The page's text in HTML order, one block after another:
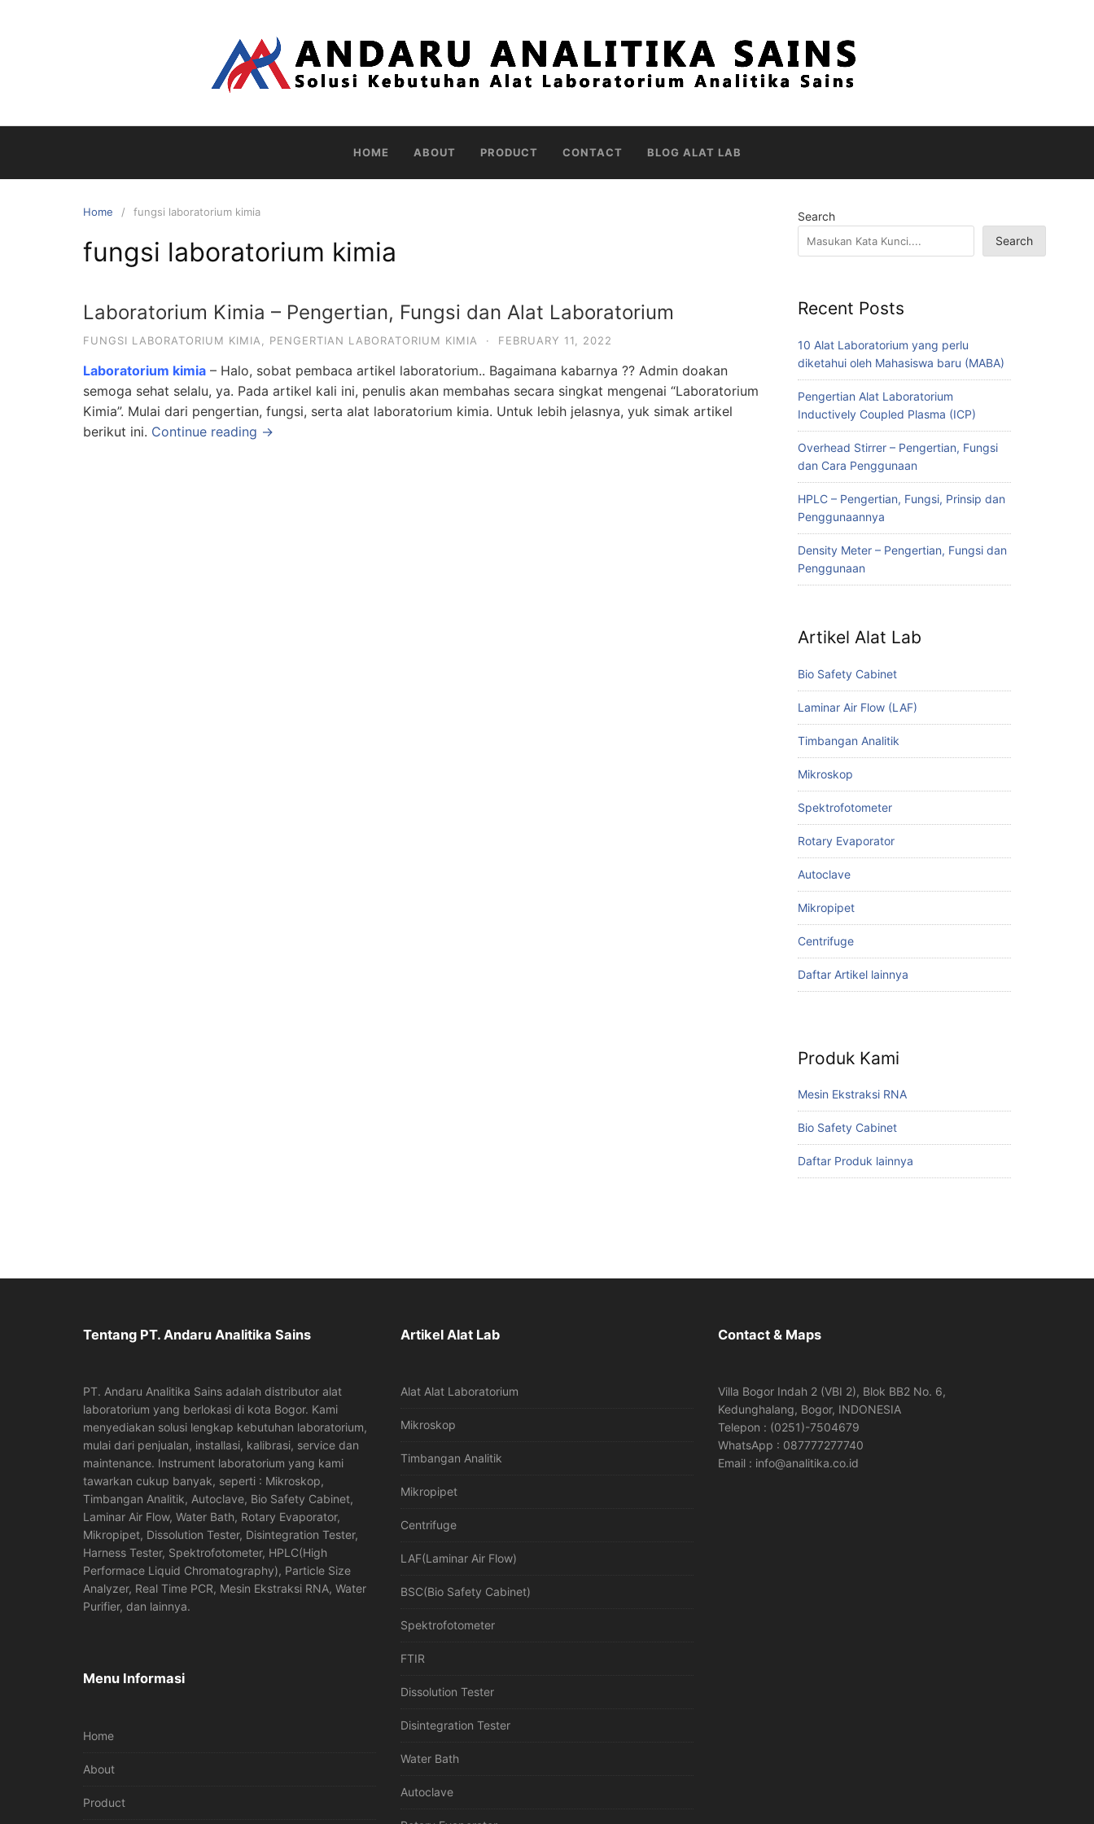
HOME ABOUT PRODUCT CONTACT BLOG ALAT LAB
Home fungsi laboratorium kimia
fungsi laboratorium kimia
Laboratorium Kimia – Pengertian, Fungsi dan Alat Laboratorium
FUNGSI LABORATORIUM KIMIA PENGERTIAN LABORATORIUM KIMIA · FEBRUARY 11, 2022
Laboratorium kimia – Halo, sobat pembaca artikel laboratorium.. Bagaimana kabarnya ?? Admin doakan
semoga sehat selalu, ya. Pada artikel kali ini, penulis akan membahas secara singkat mengenai “Laboratorium
Kimia”. Mulai dari pengertian, fungsi, serta alat laboratorium kimia. Untuk lebih jelasnya, yuk simak artikel
berikut ini. Continue reading →
Search
Search
Recent Posts
10 Alat Laboratorium yang perlu
diketahui oleh Mahasiswa baru (MABA)
Pengertian Alat Laboratorium
Inductively Coupled Plasma (ICP)
Overhead Stirrer – Pengertian, Fungsi
dan Cara Penggunaan
HPLC – Pengertian, Fungsi, Prinsip dan
Penggunaannya
Density Meter – Pengertian, Fungsi dan
Penggunaan
Artikel Alat Lab
Bio Safety Cabinet
Laminar Air Flow (LAF)
Timbangan Analitik
Mikroskop
Spektrofotometer
Rotary Evaporator
Autoclave
Mikropipet
Centrifuge
Daftar Artikel lainnya
Produk Kami
Mesin Ekstraksi RNA
Bio Safety Cabinet
Daftar Produk lainnya
Tentang PT. Andaru Analitika Sains
PT. Andaru Analitika Sains adalah distributor alat
laboratorium yang berlokasi di kota Bogor. Kami
menyediakan solusi lengkap kebutuhan laboratorium,
mulai dari penjualan, installasi, kalibrasi, service dan
maintenance. Instrument laboratorium yang kami
tawarkan cukup banyak, seperti : Mikroskop,
Timbangan Analitik, Autoclave, Bio Safety Cabinet,
Laminar Air Flow, Water Bath, Rotary Evaporator,
Mikropipet, Dissolution Tester, Disintegration Tester,
Harness Tester, Spektrofotometer, HPLC(High
Performace Liquid Chromatography), Particle Size
Analyzer, Real Time PCR, Mesin Ekstraksi RNA, Water
Purifier, dan lainnya.
Menu Informasi
Home
About
Product
Artikel Alat Lab
Alat Alat Laboratorium
Mikroskop
Timbangan Analitik
Mikropipet
Centrifuge
LAF(Laminar Air Flow)
BSC(Bio Safety Cabinet)
Spektrofotometer
FTIR
Dissolution Tester
Disintegration Tester
Water Bath
Autoclave
Contact & Maps
Villa Bogor Indah 2 (VBI 2), Blok BB2 No. 6,
Kedunghalang, Bogor, INDONESIA
Telepon : (0251)-7504679
WhatsApp : 087777277740
Email : info@analitika.co.id